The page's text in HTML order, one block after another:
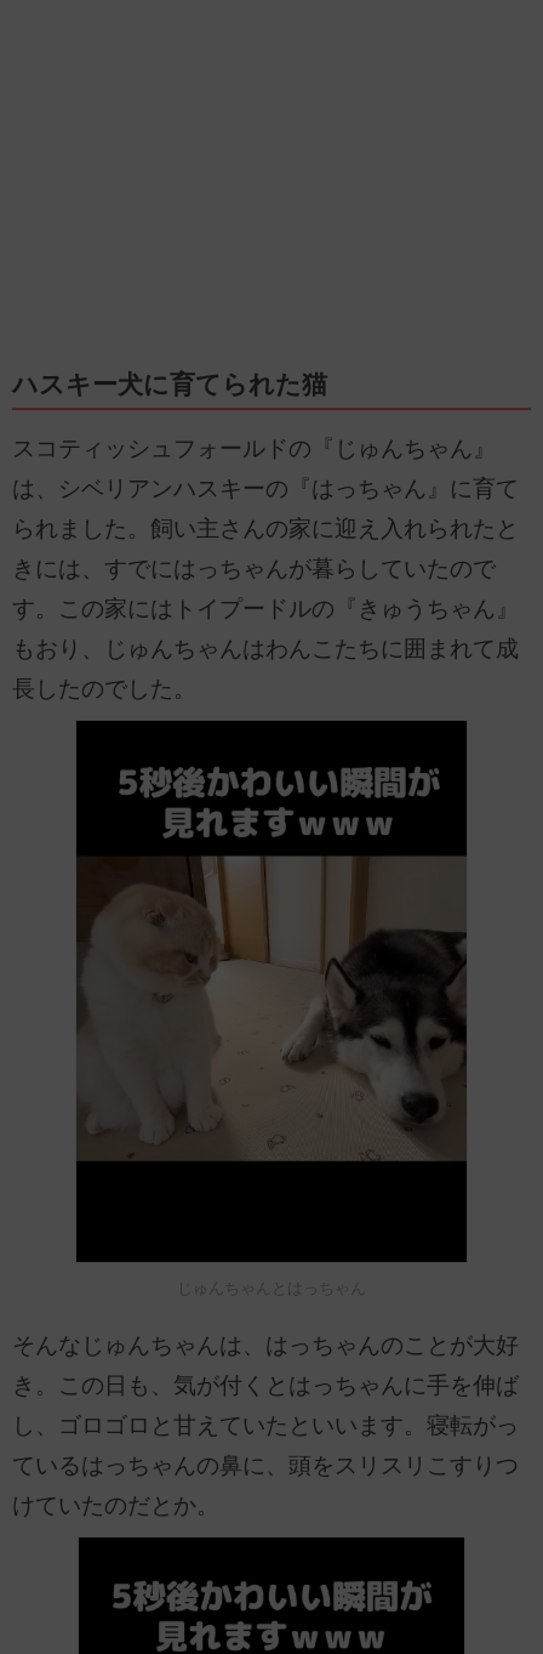
ハスキー犬に育てられた猫
スコティッシュフォールドの『じゅんちゃん』
は、シベリアンハスキーの『はっちゃん』に育て
られました。飼い主さんの家に迎え入れられたと
きには、すでにはっちゃんが暮らしていたので
す。この家にはトイプードルの『きゅうちゃん』
もおり、じゅんちゃんはわんこたちに囲まれて成
長したのでした。
じゅんちゃんとはっちゃん
そんなじゅんちゃんは、はっちゃんのことが大好
き。この日も、気が付くとはっちゃんに手を伸ば
し、ゴロゴロと甘えていたといいます。寝転がっ
ているはっちゃんの鼻に、頭をスリスリこすりつ
けていたのだとか。